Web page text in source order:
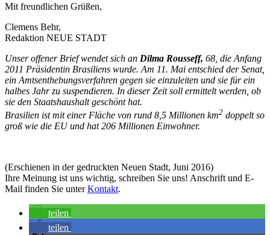
Mit freundlichen Grüßen,
Clemens Behr,
Redaktion NEUE STADT
Unser offener Brief wendet sich an Dilma Rousseff, 68, die Anfang
2011 Präsidentin Brasiliens wurde. Am 11. Mai entschied der Senat,
ein Amtsenthebungsverfahren gegen sie einzuleiten und sie für ein
halbes Jahr zu suspendieren. In dieser Zeit soll ermittelt werden, ob
sie den Staatshaushalt geschönt hat.
Brasilien ist mit einer Fläche von rund 8,5 Millionen km2 doppelt so
groß wie die EU und hat 206 Millionen Einwohner.
(Erschienen in der gedruckten Neuen Stadt, Juni 2016)
Ihre Meinung ist uns wichtig, schreiben Sie uns! Anschrift und E-
Mail finden Sie unterKontakt.
teilen
teilen